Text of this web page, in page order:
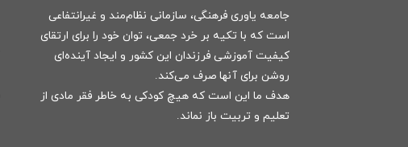
جامعه یاوری فرهنگی، سازمانی نظام‌مند و غیرانتفاعی
است که با تکیه بر خرد جمعی، توان خود را برای ارتقای
کیفیت آموزشی فرزندان این کشور و ایجاد آینده‌ای
روشن برای آنها صرف می‌کند.
هدف ما این است که هیچ کودکی به خاطر فقر مادی از
تعلیم و تربیت باز نماند.